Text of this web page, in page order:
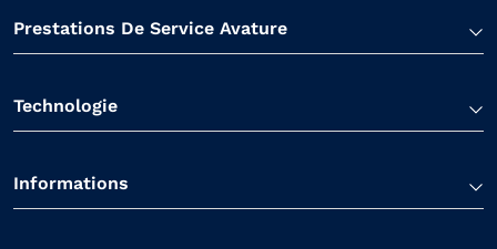
Prestations De Service Avature
Technologie
Informations